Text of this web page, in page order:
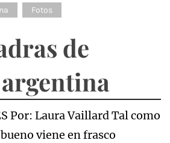
Fotos
de
Por: Laura Vaillard Tal como
viene en frasco